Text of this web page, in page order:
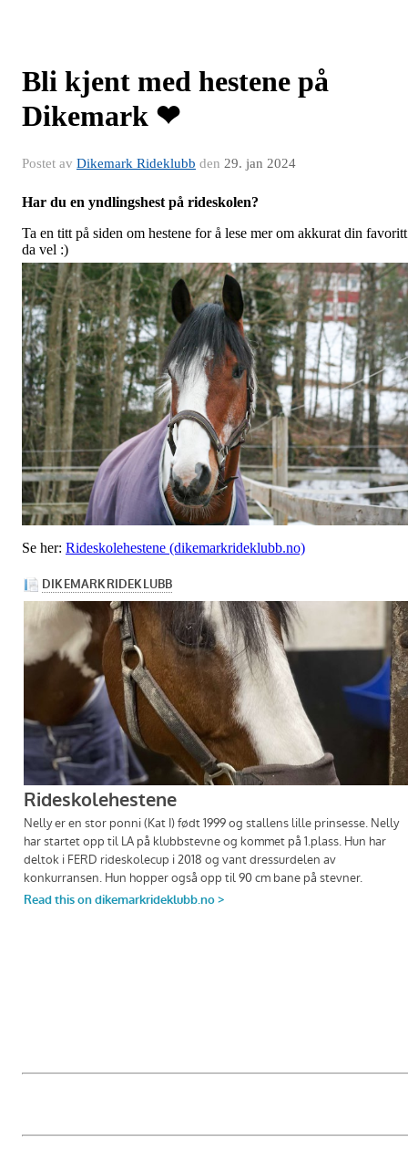
Bli kjent med hestene på
Dikemark ❤
Postet av Dikemark Rideklubb den 29. jan 2024
Har du en yndlingshest på rideskolen?
Ta en titt på siden om hestene for å lese mer om akkurat din favoritt
da vel :)
Se her: Rideskolehestene (dikemarkrideklubb.no)